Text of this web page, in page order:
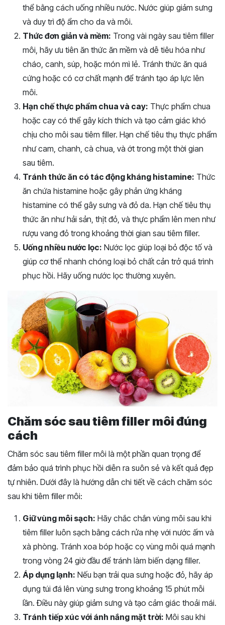
thể bằng cách uống nhiều nước. Nước giúp giảm sưng
và duy trì độ ẩm cho da và môi.
Thức đơn giản và mềm: Trong vài ngày sau tiêm filler
môi, hãy ưu tiên ăn thức ăn mềm và dễ tiêu hóa như
cháo, canh, súp, hoặc món mì lẻ. Tránh thức ăn quá
cứng hoặc có cơ chất mạnh để tránh tạo áp lực lên
môi.
Hạn chế thực phẩm chua và cay: Thực phẩm chua
hoặc cay có thể gây kích thích và tạo cảm giác khó
chịu cho môi sau tiêm filler. Hạn chế tiêu thụ thực phẩm
như cam, chanh, cà chua, và ớt trong một thời gian
sau tiêm.
Tránh thức ăn có tác động kháng histamine: Thức
ăn chứa histamine hoặc gây phản ứng kháng
histamine có thể gây sưng và đỏ da. Hạn chế tiêu thụ
thức ăn như hải sản, thịt đỏ, và thực phẩm lên men như
rượu vang đỏ trong khoảng thời gian sau tiêm filler.
Uống nhiều nước lọc: Nước lọc giúp loại bỏ độc tố và
giúp cơ thể nhanh chóng loại bỏ chất cản trở quá trình
phục hồi. Hãy uống nước lọc thường xuyên.
Chăm sóc sau tiêm filler môi đúng
cách
Chăm sóc sau tiêm filler môi là một phần quan trọng để
đảm bảo quá trình phục hồi diễn ra suôn sẻ và kết quả đẹp
tự nhiên. Dưới đây là hướng dẫn chi tiết về cách chăm sóc
sau khi tiêm filler môi:
Giữ vùng môi sạch: Hãy chắc chắn vùng môi sau khi
tiêm filler luôn sạch bằng cách rửa nhẹ với nước ấm và
xà phòng. Tránh xoa bóp hoặc cọ vùng môi quá mạnh
trong vòng 24 giờ đầu để tránh làm biến dạng filler.
Áp dụng lạnh: Nếu bạn trải qua sưng hoặc đỏ, hãy áp
dụng túi đá lên vùng sưng trong khoảng 15 phút mỗi
lần. Điều này giúp giảm sưng và tạo cảm giác thoải mái.
Tránh tiếp xúc với ánh nắng mặt trời: Môi sau khi